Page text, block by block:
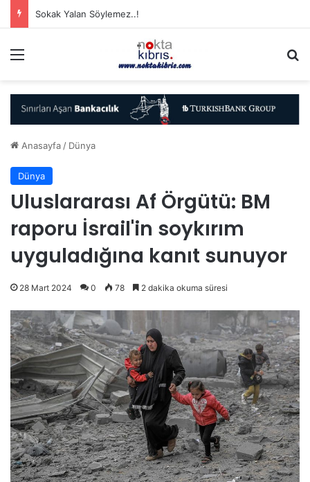
Sokak Yalan Söylemez..!
Anasayfa / Dünya
Dünya
Uluslararası Af Örgütü: BM
raporu İsrail'in soykırım
uyguladığına kanıt sunuyor
28 Mart 2024 0 78 2 dakika okuma süresi